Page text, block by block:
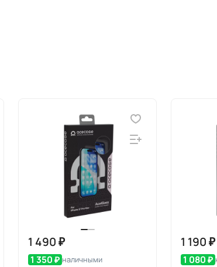
1 490 ₽
1 350 ₽ наличными
1 190 ₽
1 080 ₽